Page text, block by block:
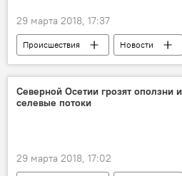
29 марта 2018, 17:37
Происшествия Новости
Северной Осетии грозят оползни и
селевые потоки
29 марта 2018, 17:02